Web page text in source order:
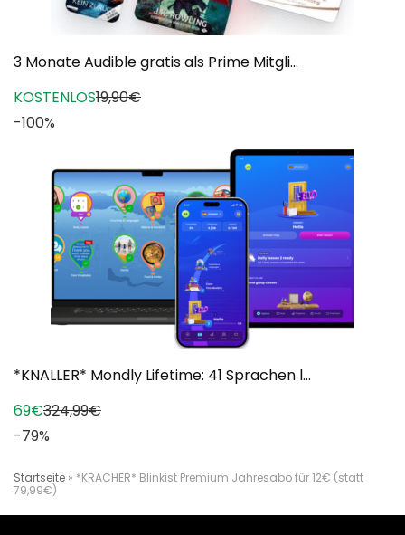
3 Monate Audible gratis als Prime Mitgli...
KOSTENLOS19,90€
-100%
*KNALLER* Mondly Lifetime: 41 Sprachen l...
69€324,99€
-79%
Startseite » *KRACHER* Blinkist Premium Jahresabo für 12€ (statt
79,99€)